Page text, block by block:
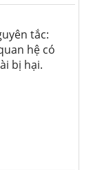
tắc:
hệ có
bị hại.